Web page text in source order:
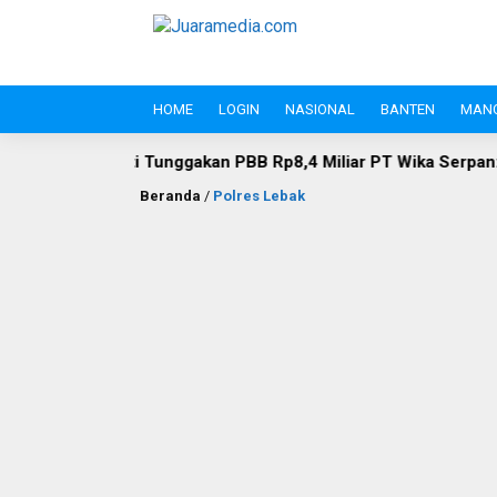
HOME LOGIN NASIONAL BANTEN
PBB Rp8,4 Miliar PT Wika Serpan: Investor Besar Tak
Beranda / Polres Lebak